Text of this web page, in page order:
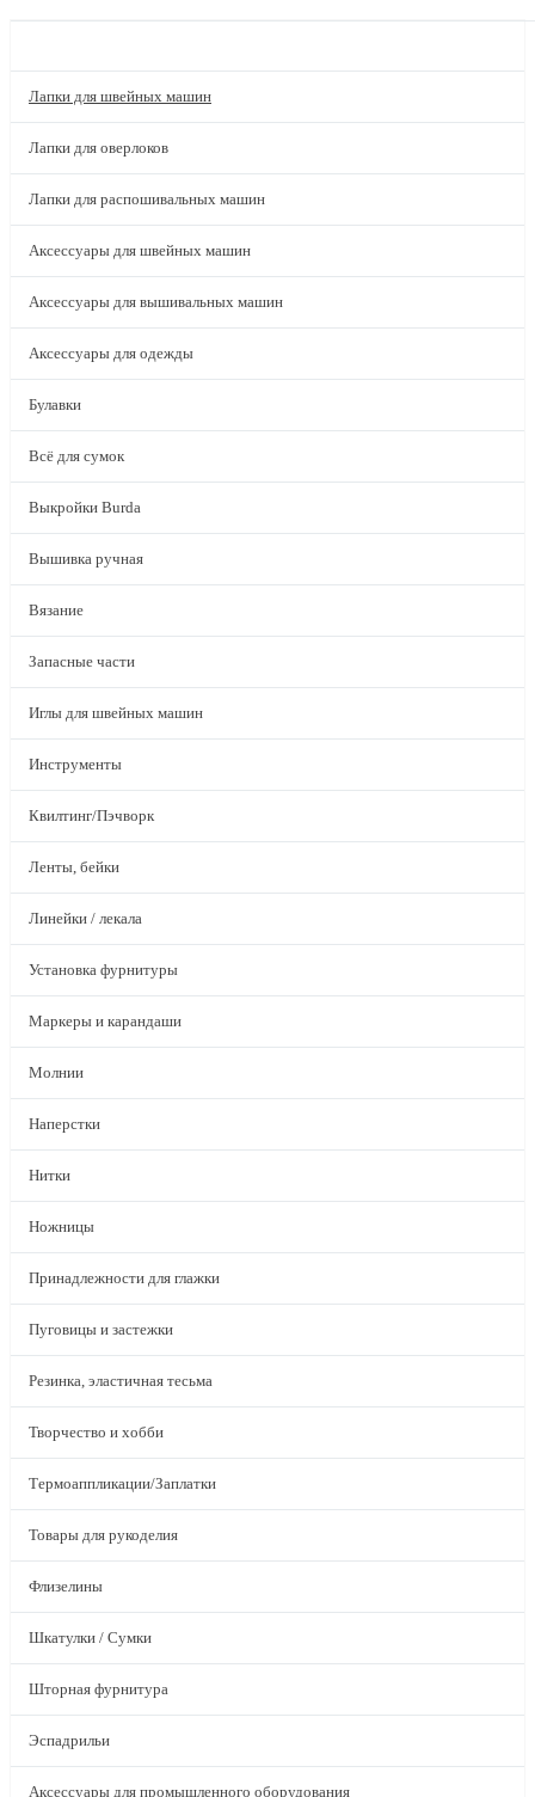
Лапки для швейных машин
Лапки для оверлоков
Лапки для распошивальных машин
Аксессуары для швейных машин
Аксессуары для вышивальных машин
Аксессуары для одежды
Булавки
Всё для сумок
Выкройки Burda
Вышивка ручная
Вязание
Запасные части
Иглы для швейных машин
Инструменты
Квилтинг/Пэчворк
Ленты, бейки
Линейки / лекала
Установка фурнитуры
Маркеры и карандаши
Молнии
Наперстки
Нитки
Ножницы
Принадлежности для глажки
Пуговицы и застежки
Резинка, эластичная тесьма
Творчество и хобби
Термоаппликации/Заплатки
Товары для рукоделия
Флизелины
Шкатулки / Сумки
Шторная фурнитура
Эспадрильи
Аксессуары для промышленного оборудования